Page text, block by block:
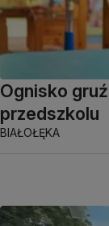
Ognisko
przedszkolu
BIAŁOŁĘKA